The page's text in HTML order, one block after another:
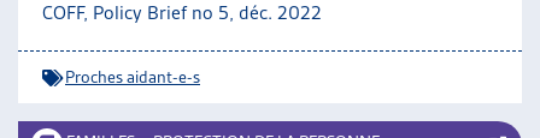
COFF, Policy Brief no 5, déc. 2022
Proches aidant-e-s